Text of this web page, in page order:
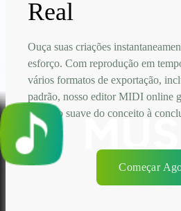
Real
Ouça suas criações
esforço. Com reprodução em
vários formatos de exportação,
padrão, nosso editor MIDI online
trabalho suave do conceito à
Começar